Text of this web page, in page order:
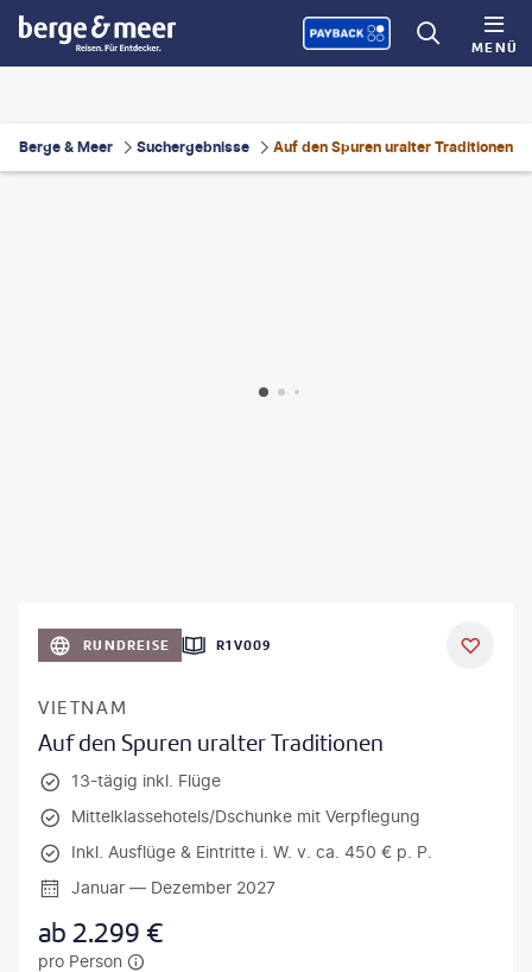
MENÜ
Berge & Meer Suchergebnisse Auf den Spuren uralter Traditionen
RUNDREISE R1V009
VIETNAM
Auf den Spuren uralter Traditionen
13-tägig inkl. Flüge
Mittelklassehotels/Dschunke mit Verpflegung
Inkl. Ausflüge & Eintritte i. W. v. ca. 450 € p. P.
Januar — Dezember 2027
ab2.299 €
pro Person